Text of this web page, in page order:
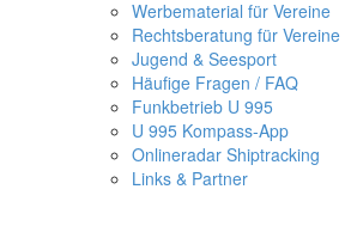
Werbematerial für Vereine
Rechtsberatung für Vereine
Jugend & Seesport
Häufige Fragen / FAQ
Funkbetrieb U 995
U 995 Kompass-App
Onlineradar Shiptracking
Links & Partner